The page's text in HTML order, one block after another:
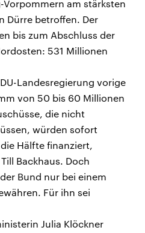
am stärksten
Dürre betroffen. Der
bis zum Abschluss der
531 Millionen
Landesregierung vorige
von 50 bis 60 Millionen
die nicht
würden sofort
Hälfte finanziert,
Backhaus. Doch
Bund nur bei einem
Für ihn sei
Julia Klöckner